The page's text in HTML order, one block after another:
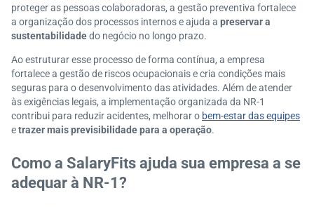
proteger as pessoas colaboradoras, a gestão preventiva fortalece
a organização dos processos internos e ajuda a preservar a
sustentabilidadedo negócio no longo prazo.
Ao estruturar esse processo de forma contínua, a empresa
fortalece a gestão de riscos ocupacionais e cria condições mais
seguras para o desenvolvimento das atividades. Além de atender
às exigências legais, a implementação organizada da NR-1
contribui para reduzir acidentes, melhorar o bem-estar das equipes
etrazer mais previsibilidade para a operação.
Como a SalaryFits ajuda sua empresa a se
adequar à NR-1?